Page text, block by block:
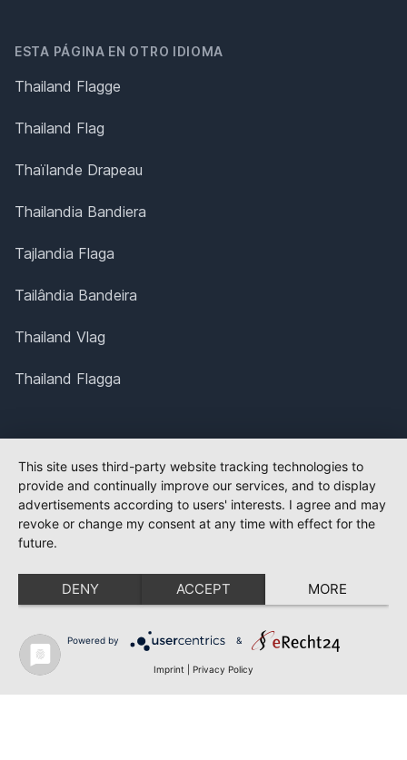
ESTA PÁGINA EN OTRO IDIOMA
Thailand Flagge
Thailand Flag
Thaïlande Drapeau
Thailandia Bandiera
Tajlandia Flaga
Tailândia Bandeira
Thailand Vlag
Thailand Flagga
This site uses third-party website tracking technologies to
provide and continually improve our services, and to display
advertisements according to users' interests. I agree and may
revoke or change my consent at any time with effect for the
future.
DENY ACCEPT MORE
Powered by &
Imprint Privacy Policy